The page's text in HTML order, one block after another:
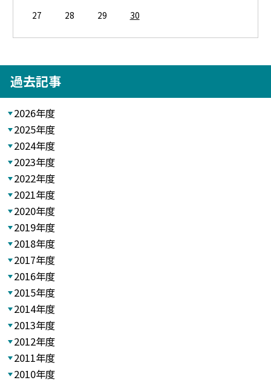
27
28 29 30
過去記事
2026年度
2025年度
2024年度
2023年度
2022年度
2021年度
2020年度
2019年度
2018年度
2017年度
2016年度
2015年度
2014年度
2013年度
2012年度
2011年度
2010年度